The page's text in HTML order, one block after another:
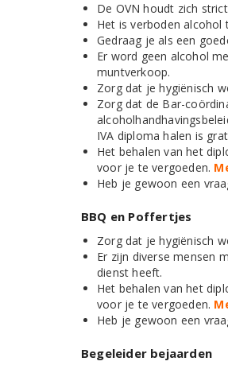
De OVN houdt zich
Het is verboden alcohol
Gedraag je als een
Er word geen alcohol
muntverkoop.
Zorg dat je hygiënisch
Zorg dat de Bar-
IVA diploma halen is
Het behalen van het
voor je te vergoeden.
Heb je gewoon een
BBQ en Poffertjes
Zorg dat je hygiënisch
Er zijn diverse mensen
dienst heeft.
Het behalen van het
voor je te vergoeden.
Heb je gewoon een
Begeleider bejaarden